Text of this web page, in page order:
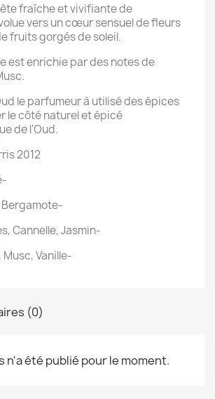
fraîche et vivifiante de
vers un cœur sensuel de fleurs
fruits gorgés de soleil.
est enrichie par des notes de
le parfumeur à utilisé des épices
le côté naturel et épicé
de l'Oud.
2012
Cannelle, Jasmin-
Vanille-
(0)
n'a été publié pour le moment.